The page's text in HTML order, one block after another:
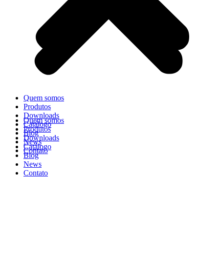
Quem somos
Produtos
Downloads
Catálogo
Blog
News
Contato
Quem somos
Produtos
Downloads
Catálogo
Blog
News
Contato